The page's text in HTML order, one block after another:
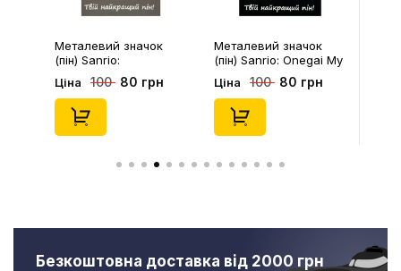
Металевий значок
(пін) Sanrio:
Pompompurin On
Christmass Tree,
(14541)
Ціна 100 80 грн
Металевий значок
(пін) Sanrio: Onegai My
Melody: Christmas My
Melody, (14543)
Ціна 100 80 грн
Безкоштовна доставка від 2000 грн